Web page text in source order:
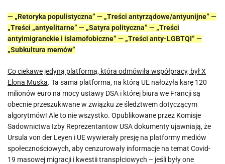
— „Retoryka populistyczna” — „Treści antyrządowe/antyunijne” —
„Treści „antyelitarne” — „Satyra polityczna” — „Treści
antyimigranckie i islamofobiczne” — „Treści anty-LGBTQI” —
„Subkultura memów”
Co ciekawe jedyną platformą, która odmówiła współpracy, był X
Elona Muska. Ta sama platforma, na którą UE nałożyła karę 120
milionów euro na mocy ustawy DSA i której biura we Francji są
obecnie przeszukiwane w związku ze śledztwem dotyczącym
algorytmów! Ale to nie wszystko. Opublikowane przez Komisje
Sadownictwa Izby Reprezentantow USA dokumenty ujawniają, że
Ursula von der Leyen i UE wywierały presję na platformy mediów
społecznościowych, aby cenzurowały informacje na temat Covid-
19 masowej migracji i kwestii transpłciowych – jeśli były one